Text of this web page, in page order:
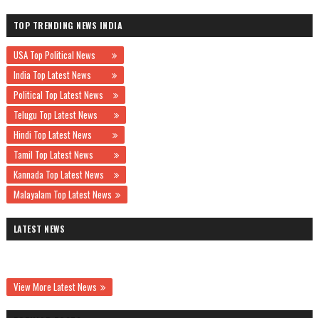
TOP TRENDING NEWS INDIA
USA Top Political News
India Top Latest News
Political Top Latest News
Telugu Top Latest News
Hindi Top Latest News
Tamil Top Latest News
Kannada Top Latest News
Malayalam Top Latest News
LATEST NEWS
View More Latest News